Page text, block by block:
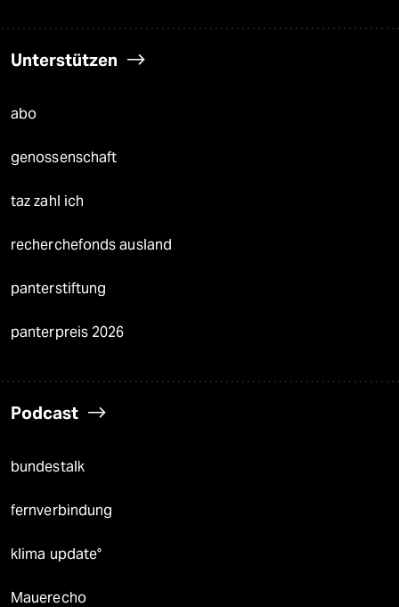
Unterstützen
abo
genossenschaft
taz zahl ich
recherchefonds ausland
panterstiftung
panterpreis 2026
Podcast
bundestalk
fernverbindung
klima update°
Mauerecho